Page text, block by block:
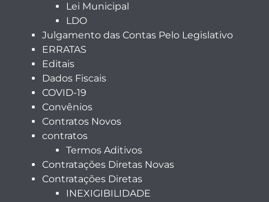
Lei Municipal
LDO
Julgamento das Contas Pelo Legislativo
ERRATAS
Editais
Dados Fiscais
COVID-19
Convênios
Contratos Novos
contratos
Termos Aditivos
Contratações Diretas Novas
Contratações Diretas
INEXIGIBILIDADE